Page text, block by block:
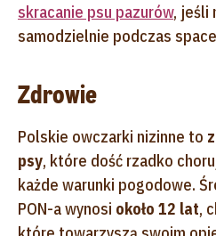
skracanie psu pazurów, jeśli
samodzielnie podczas
Zdrowie
Polskie owczarki nizinne to
psy, które dość rzadko
każde warunki pogodowe.
PON-a wynosi około 12 lat,